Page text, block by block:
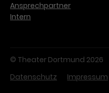
Ansprechpartner
Intern
© Theater Dortmund 2026
Datenschutz
Impressum